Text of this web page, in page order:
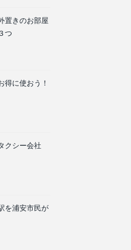
置きのお部屋
つ
得に使おう！
クシー会社
を浦安市民が